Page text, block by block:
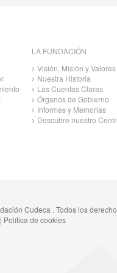
LA FUNDACIÓN
Visión, Misión y Valores
Nuestra Historia
Las Cuentas Claras
Órganos de Gobierno
Informes y Memorias
Descubre nuestro
Cudeca . Todos los
| Política de cookies